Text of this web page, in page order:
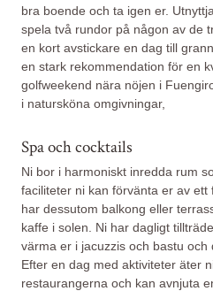
bra boende och ta igen er.
spela två rundor på någon av de
en kort avstickare en dag till
en stark rekommendation för en
golfweekend nära nöjen i
i natursköna omgivningar,
Spa och cocktails
Ni bor i harmoniskt inredda rum
faciliteter ni kan förvänta er av ett
har dessutom balkong eller
kaffe i solen. Ni har dagligt
värma er i jacuzzis och bastu och
Efter en dag med aktiviteter äter
restaurangerna och kan avnjuta